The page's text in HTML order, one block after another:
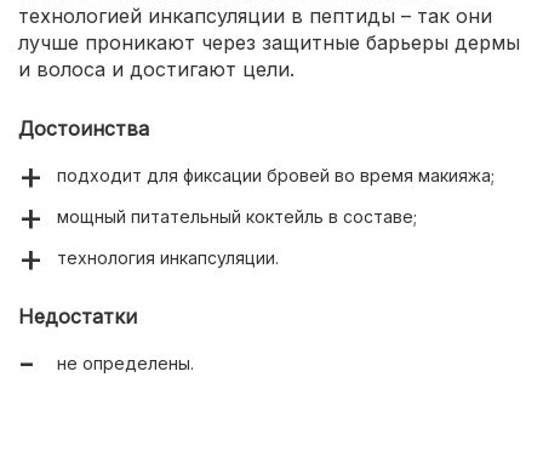
технологией инкапсуляции в пептиды – так они
лучше проникают через защитные барьеры дермы
и волоса и достигают цели.
Достоинства
подходит для фиксации бровей во время макияжа;
мощный питательный коктейль в составе;
технология инкапсуляции.
Недостатки
не определены.